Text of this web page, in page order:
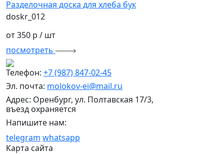
Разделочная доска для хлеба бук
doskr_012
от 350 р / шт
посмотреть
Телефон: +7 (987) 847-02-45
Эл. почта: molokov-ei@mail.ru
Адрес: Оренбург, ул. Полтавская 17/3,
въезд охраняется
Напишите нам:
telegram whatsapp
Карта сайта